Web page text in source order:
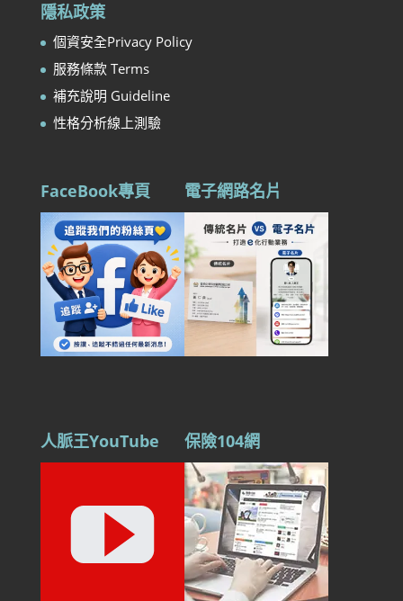
隱私政策
個資安全Privacy Policy
服務條款 Terms
補充說明 Guideline
性格分析線上測驗
FaceBook專頁 電子網路名片
人脈王YouTube 保險104網